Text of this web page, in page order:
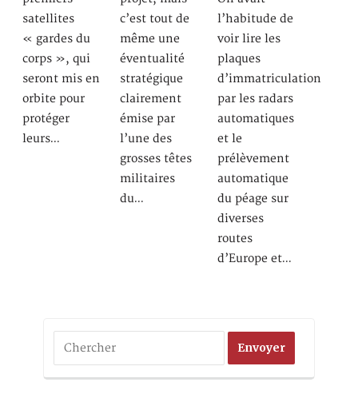
satellites
« gardes du
corps », qui
seront mis en
orbite pour
protéger
leurs…
c’est tout de
même une
éventualité
stratégique
clairement
émise par
l’une des
grosses têtes
militaires
du…
l’habitude de
voir lire les
plaques
d’immatriculation
par les radars
automatiques
et le
prélèvement
automatique
du péage sur
diverses
routes
d’Europe et…